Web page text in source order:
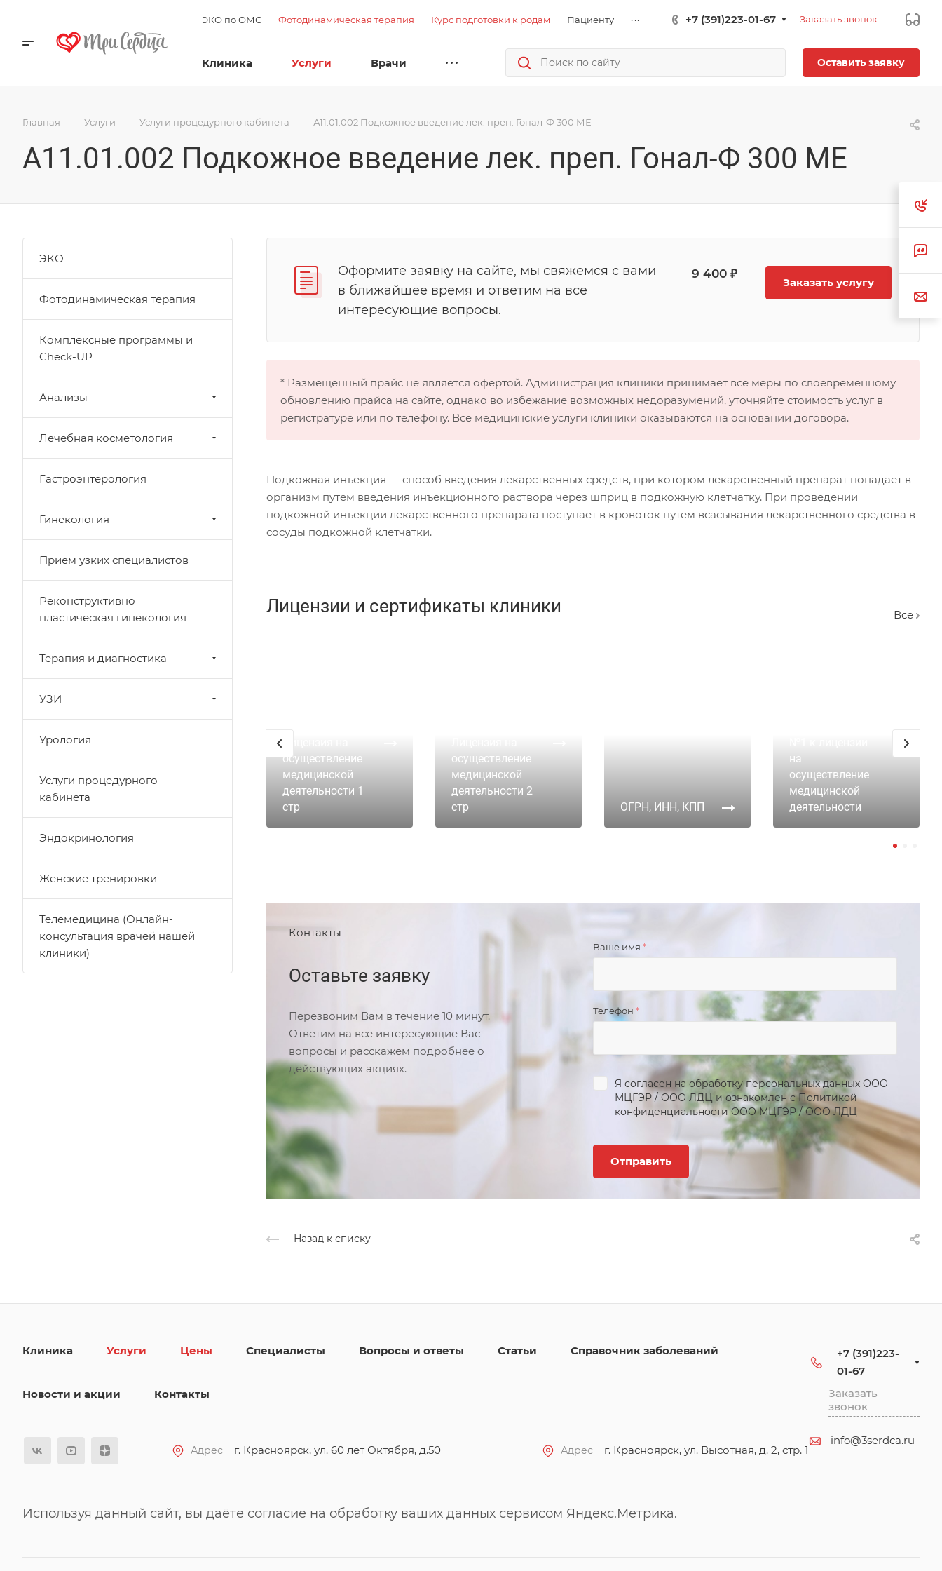
ЭКО по ОМС Фотодинамическая терапия Курс подготовки к родам Пациенту ... +7 (391)223-01-67 Заказать звонок
Клиника Услуги Врачи Оставить заявку
Главная — Услуги — Услуги процедурного кабинета — А11.01.002 Подкожное введение лек. преп. Гонал-Ф 300 МЕ
А11.01.002 Подкожное введение лек. преп. Гонал-Ф 300 МЕ
Оформите заявку на сайте, мы свяжемся с вами
в ближайшее время и ответим на все
интересующие вопросы.
9 400 ₽
Заказать услугу
* Размещенный прайс не является офертой. Администрация клиники принимает все меры по своевременному
обновлению прайса на сайте, однако во избежание возможных недоразумений, уточняйте стоимость услуг в
регистратуре или по телефону. Все медицинские услуги клиники оказываются на основании договора.
Подкожная инъекция — способ введения лекарственных средств, при котором лекарственный препарат попадает в
организм путем введения инъекционного раствора через шприц в подкожную клетчатку. При проведении
подкожной инъекции лекарственного препарата поступает в кровоток путем всасывания лекарственного средства в
сосуды подкожной клетчатки.
Лицензии и сертификаты клиники Вcе
осуществление
медицинской
деятельности 1
стр
осуществление
медицинской
деятельности 2
стр
ОГРН, ИНН, КПП
на
осуществление
медицинской
деятельности
Контакты
Оставьте заявку
Перезвоним Вам в течение 10 минут.
Ответим на все интересующие Вас
вопросы и расскажем подробнее о
действующих акциях.
Ваше имя *
Телефон *
Я согласен на обработку персональных данных ООО
МЦГЭР / ООО ЛДЦ и ознакомлен с Политикой
конфиденциальностиООО МЦГЭР /ООО ЛДЦ
Назад к списку
ЭКО
Фотодинамическая терапия
Комплексные программы и
Check-UP
Анализы
Лечебная косметология
Гастроэнтерология
Гинекология
Прием узких специалистов
Реконструктивно
пластическая гинекология
Терапия и диагностика
УЗИ
Урология
Услуги процедурного
кабинета
Эндокринология
Женские тренировки
Телемедицина (Онлайн-
консультация врачей нашей
клиники)
Клиника Услуги Цены Специалисты Вопросы и ответы Статьи Справочник заболеваний
Новости и акции Контакты
Адрес г. Красноярск, ул. 60 лет Октября, д.50 Адрес г. Красноярск, ул. Высотная, д. 2, стр. 1
+7 (391)223-
01-67
Заказать
звонок
info@3serdca.ru
Используя данный сайт, вы даёте согласие на обработку ваших данных сервисом Яндекс.Метрика.